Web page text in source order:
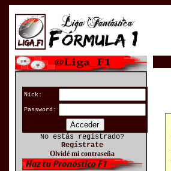
Nick:
Password:
No estás registrado?
Regístrate
Olvidé mi contraseña